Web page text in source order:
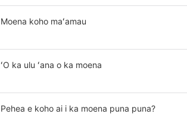
Moena koho maʻamau
ʻO ka ulu ʻana o ka moena
Pehea e koho ai i ka moena puna puna?